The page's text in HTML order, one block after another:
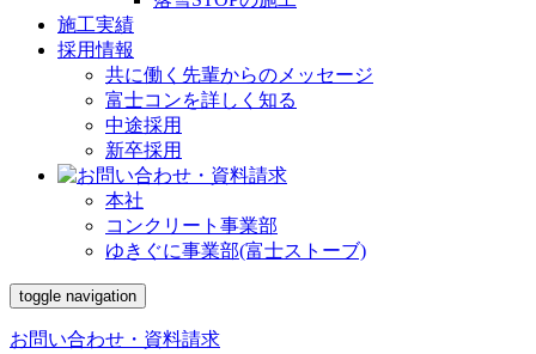
施工実績
採用情報
共に働く先輩からのメッセージ
富士コンを詳しく知る
中途採用
新卒採用
本社
コンクリート事業部
ゆきぐに事業部(富士ストーブ)
toggle navigation
お問い合わせ・資料請求